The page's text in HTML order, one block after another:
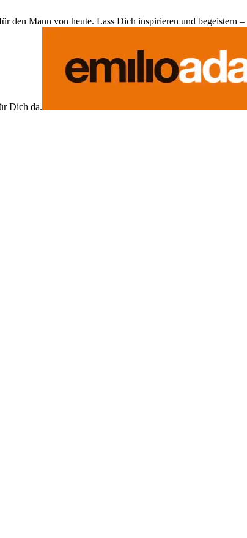
den Mann von heute. Lass Dich inspirieren und begeistern
Dich da.